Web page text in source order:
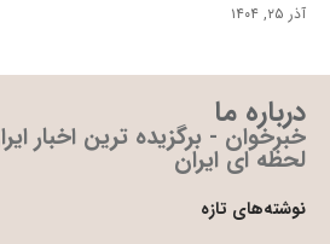
آذر ۲۵, ۱۴۰۴
درباره ما
خبرخوان - برگزیده ترین اخبار
لحظه ای ایران
نوشته‌های تازه